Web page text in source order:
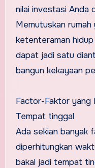
nilai investasi Anda
Memutuskan
ketenteraman
dapat jadi satu
bangun kekayaan
Factor-Faktor yang
Tempat tinggal
Ada sekian banyak
diperhitungkan
bakal jadi tempat